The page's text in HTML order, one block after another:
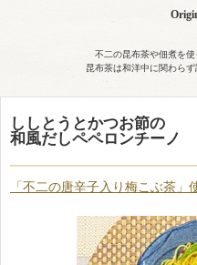
不二の昆布茶や佃煮を
昆布茶は和洋中に関わら
ししとうとかつお節の
和風だしペペロンチーノ
「不二の唐辛子入り梅こぶ茶」